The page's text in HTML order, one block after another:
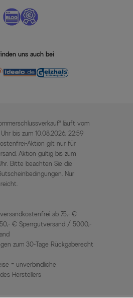
uns auch bei
läuft vom
bis zum 10.08.2026, 22:59
Aktion gilt nur für
Aktion gültig bis zum
Bitte beachten Sie die
Nur
ab 75,- €
€ Sperrgutversand / 5000,-
zum 30-Tage Rückgaberecht
= unverbindliche
Herstellers